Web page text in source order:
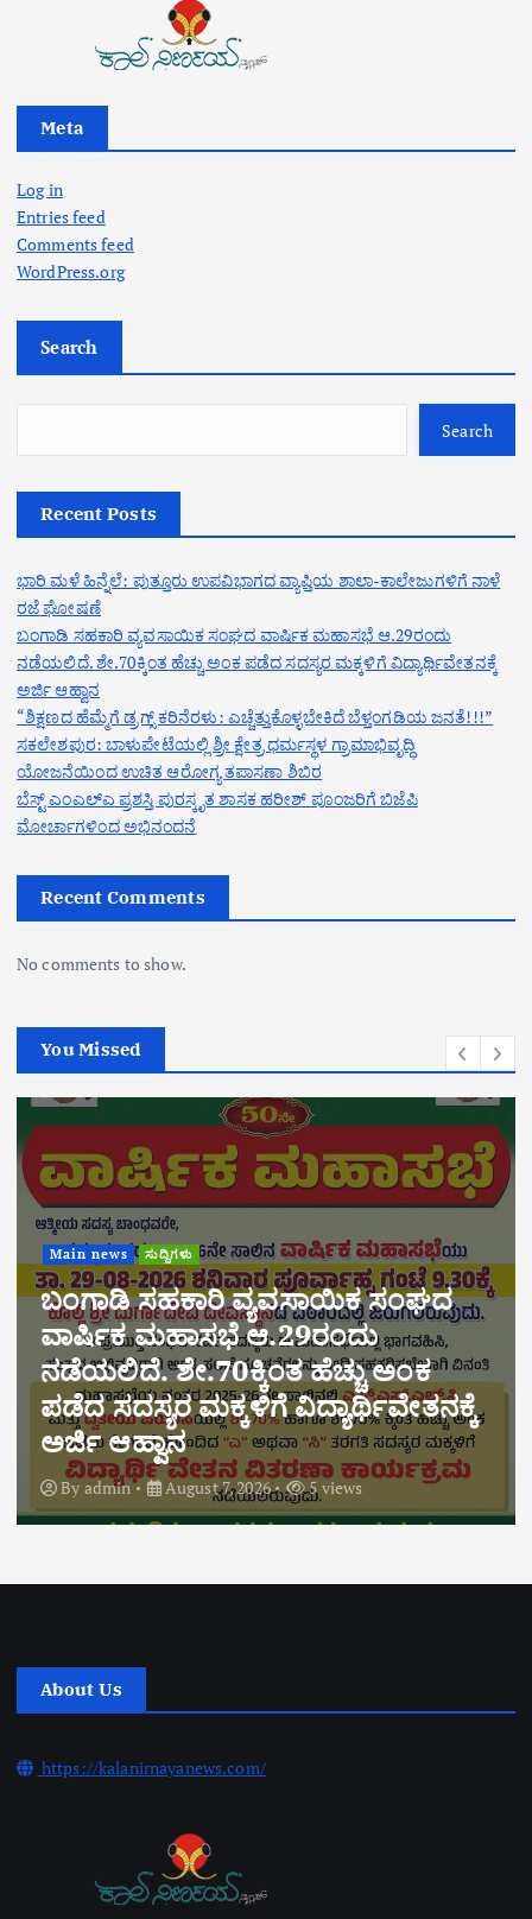
Meta
Log in
Entries feed
Comments feed
WordPress.org
Search
Search
Recent Posts
ಭಾರಿ ಮಳೆ ಹಿನ್ನೆಲೆ: ಪುತ್ತೂರು ಉಪವಿಭಾಗದ ವ್ಯಾಪ್ತಿಯ ಶಾಲಾ-ಕಾಲೇಜುಗಳಿಗೆ ನಾಳೆ
ರಜೆ ಘೋಷಣೆ
ಬಂಗಾಡಿ ಸಹಕಾರಿ ವ್ಯವಸಾಯಿಕ ಸಂಘದ ವಾರ್ಷಿಕ ಮಹಾಸಭೆ ಆ.29ರಂದು
ನಡೆಯಲಿದೆ. ಶೇ.70ಕ್ಕಿಂತ ಹೆಚ್ಚು ಅಂಕ ಪಡೆದ ಸದಸ್ಯರ ಮಕ್ಕಳಿಗೆ ವಿದ್ಯಾರ್ಥಿವೇತನಕ್ಕೆ
ಅರ್ಜಿ ಆಹ್ವಾನ
“ಶಿಕ್ಷಣದ ಹೆಮ್ಮೆಗೆ ಡ್ರಗ್ಸ್ ಕರಿನೆರಳು: ಎಚ್ಚೆತ್ತುಕೊಳ್ಳಬೇಕಿದೆ ಬೆಳ್ತಂಗಡಿಯ ಜನತೆ!!!”
ಸಕಲೇಶಪುರ: ಬಾಳುಪೇಟೆಯಲ್ಲಿ ಶ್ರೀ ಕ್ಷೇತ್ರ ಧರ್ಮಸ್ಥಳ ಗ್ರಾಮಾಭಿವೃದ್ಧಿ
ಯೋಜನೆಯಿಂದ ಉಚಿತ ಆರೋಗ್ಯ ತಪಾಸಣಾ ಶಿಬಿರ
ಬೆಸ್ಟ್ ಎಂಎಲ್ಎ ಪ್ರಶಸ್ತಿ ಪುರಸ್ಕೃತ ಶಾಸಕ ಹರೀಶ್ ಪೂಂಜರಿಗೆ ಬಿಜೆಪಿ
ಮೋರ್ಚಾಗಳಿಂದ ಅಭಿನಂದನೆ
Recent Comments
No comments to show.
You Missed
ಸಂಘದ
ಹೆಚ್ಚು ಅಂಕ
ವಿದ್ಯಾರ್ಥಿವೇತನಕ್ಕೆ
5 views
Main news ಅಂಕಣ
“ಶಿಕ್ಷಣದ ಹೆಮ್ಮೆಗೆ
By admin
About Us
https://kalanirnayanews.com/